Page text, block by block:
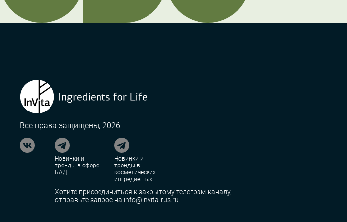
Новинки и
тренды в сфере
БАД
Новинки и
тренды в
косметических
ингредиентах
Хотите присоединиться к закрытому телеграм-каналу,
отправьте запрос на info@invita-rus.ru
Все права защищены, 2026